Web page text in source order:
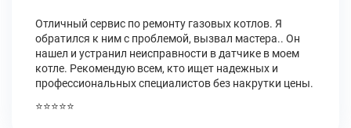
Отличный сервис по ремонту газовых котлов. Я
обратился к ним с проблемой, вызвал мастера.. Он
нашел и устранил неисправности в датчике в моем
котле. Рекомендую всем, кто ищет надежных и
профессиональных специалистов без накрутки цены.
⭐⭐⭐⭐⭐